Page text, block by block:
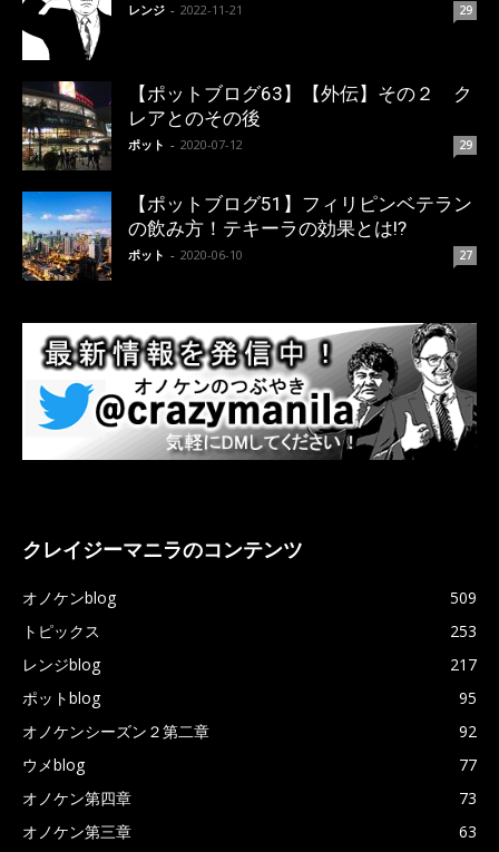
レンジ - 2022-11-21 29
【ポットブログ63】【外伝】その２ ク
レアとのその後
ポット - 2020-07-12 29
【ポットブログ51】フィリピンベテラン
の飲み方！テキーラの効果とは!?
ポット - 2020-06-10 27
クレイジーマニラのコンテンツ
オノケンblog
509
トピックス
253
レンジblog
217
ポットblog
95
オノケンシーズン２第二章
92
ウメblog
77
オノケン第四章
73
オノケン第三章
63